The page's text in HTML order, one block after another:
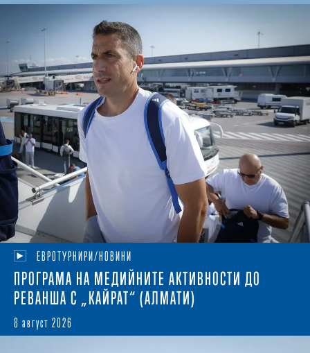
ЕВРОТУРНИРИ/НОВИНИ
ПРОГРАМА НА МЕДИЙНИТЕ АКТИВНОСТИ ДО
РЕВАНША С „КАЙРАТ“ (АЛМАТИ)
8 август 2026